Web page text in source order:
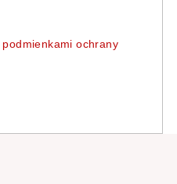
podmienkami ochrany